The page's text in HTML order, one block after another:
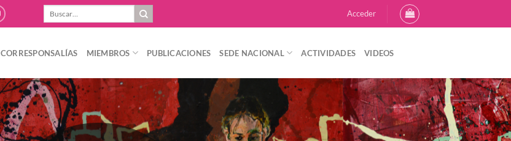
Acceder
CORRESPONSALÍAS MIEMBROS PUBLICACIONES SEDE NACIONAL ACTIVIDADES VIDEOS